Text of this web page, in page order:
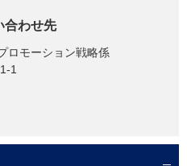
合わせ先
ロモーション戦略係
1